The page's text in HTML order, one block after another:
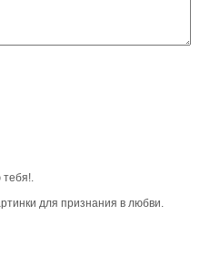
тебя!.
для признания в любви.